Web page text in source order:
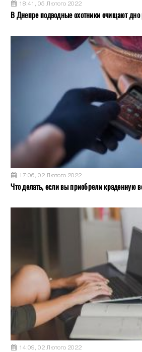
18:41, 05 Лютого 2022
В Днепре подводные охотники очищают дно
17:06, 02 Лютого 2022
Что делать, если вы приобрели краденную
14:09, 02 Лютого 2022